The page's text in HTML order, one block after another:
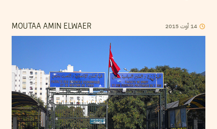
MOUTAA AMIN ELWAER 14 أوت 2015